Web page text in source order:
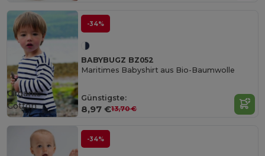
-34%
BABYBUGZ BZ052
Maritimes Babyshirt aus Bio-Baumwolle
Günstigste:
8,97 €13,70 €
Organic
Cotton
-34%